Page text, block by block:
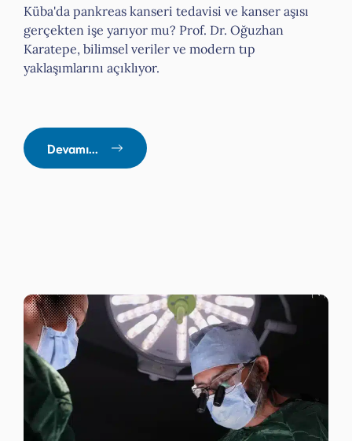
Küba'da pankreas kanseri tedavisi ve kanser aşısı
gerçekten işe yarıyor mu? Prof. Dr. Oğuzhan
Karatepe, bilimsel veriler ve modern tıp
yaklaşımlarını açıklıyor.
Devamı...